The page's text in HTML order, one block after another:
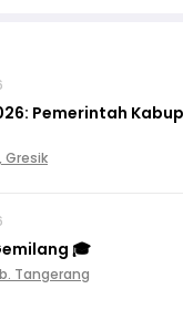
Pemerintah
Gresik
🎓
Tangerang